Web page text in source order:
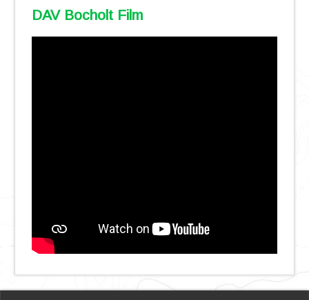
DAV Bocholt Film